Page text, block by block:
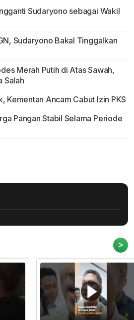
Sudaryono sebagai Wakil
Sudaryono Bakal Tinggalkan
Merah Putih di Atas Sawah,
Salah
Kementan Ancam Cabut Izin PKS
Pangan Stabil Selama Periode
>